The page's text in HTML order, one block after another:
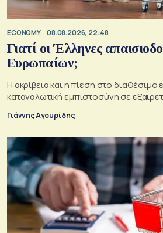
ECONOMY 08.08.2026, 22:48
Γιατί οι Έλληνες
Ευρωπαίων;
Η ακρίβεια και η πίεση στο
καταναλωτική εμπιστοσύνη σε
Γιάννης Αγουρίδης